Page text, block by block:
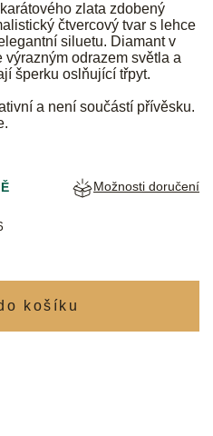
zlata zdobený
čtvercový tvar s lehce
siluetu. Diamant v
odrazem světla a
šperku oslňující třpyt.
a není součástí přívěsku.
.
Možnosti doručení